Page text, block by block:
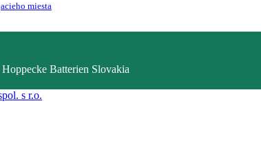
miesta
Batterien Slovakia
s r.o.